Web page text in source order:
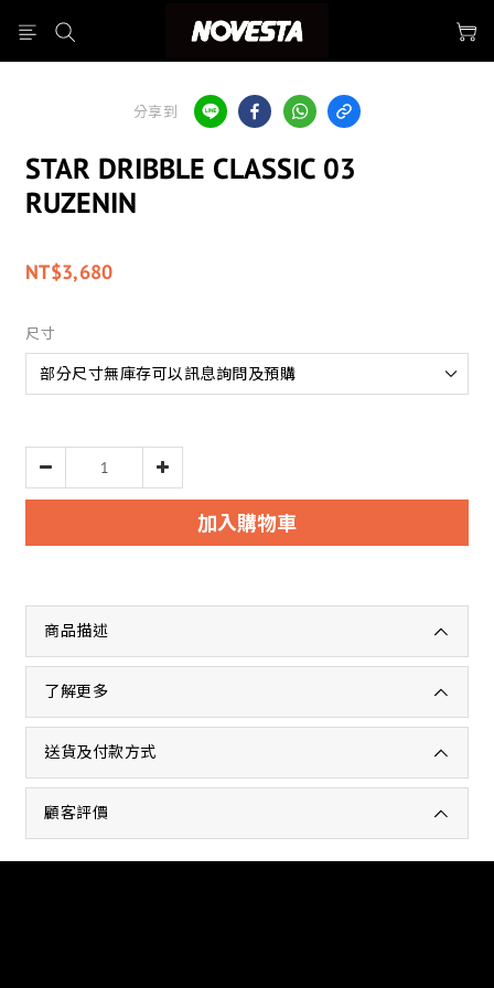
分享到
STAR DRIBBLE CLASSIC 03
RUZENIN
NT$3,680
尺寸
加入購物車
商品描述
了解更多
送貨及付款方式
顧客評價